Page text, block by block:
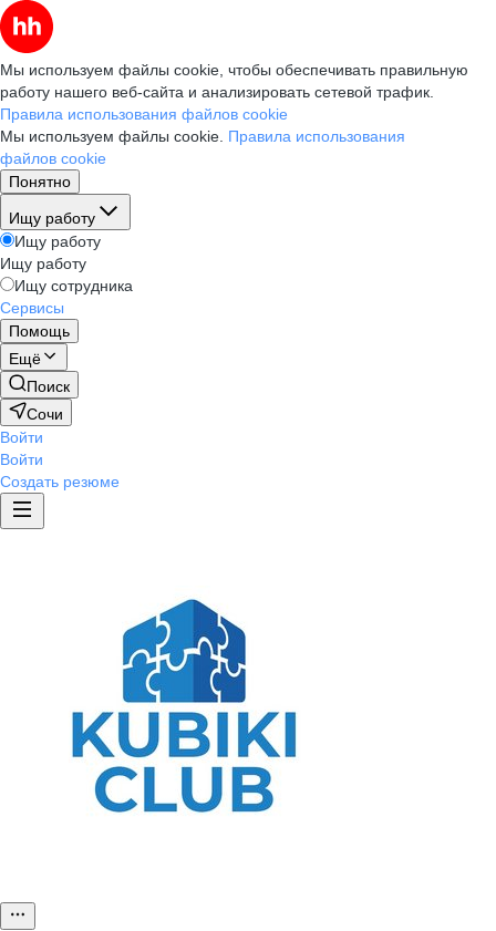
Мы используем файлы cookie, чтобы обеспечивать правильную
работу нашего веб-сайта и анализировать сетевой трафик.
Правила использования файлов cookie
Мы используем файлы cookie. Правила использования
файлов cookie
Понятно
Ищу работу
Ищу работу
Ищу работу
Ищу сотрудника
Сервисы
Помощь
Ещё
Поиск
Сочи
Войти
Войти
Создать резюме